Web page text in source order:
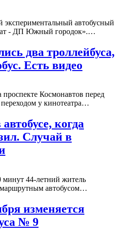
экспериментальный автобусный
- ДП Южный городок».…
два троллейбуса,
Есть видео
Космонавтов перед
у кинотеатра…
когда
Случай в
минут 44-летний житель
автобусом…
изменяется
№ 9